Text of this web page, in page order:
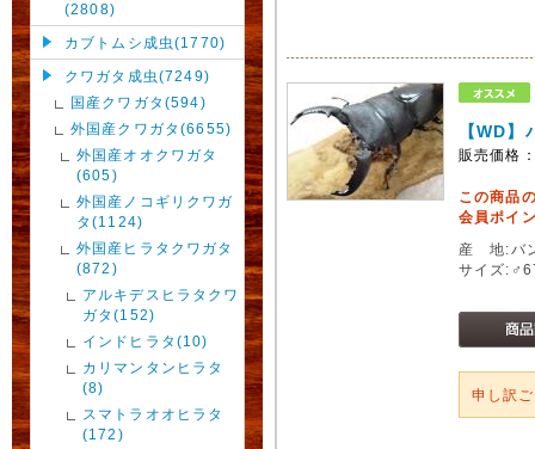
(2808)
カブトムシ成虫(1770)
クワガタ成虫(7249)
国産クワガタ(594)
外国産クワガタ(6655)
外国産オオクワガタ
(605)
外国産ノコギリクワガ
タ(1124)
外国産ヒラタクワガタ
(872)
アルキデスヒラタクワ
ガタ(152)
インドヒラタ(10)
カリマンタンヒラタ
(8)
スマトラオオヒラタ
(172)
【WD
販売価格
この商品
会員ポイ
産 地:バ
サイズ
申し訳